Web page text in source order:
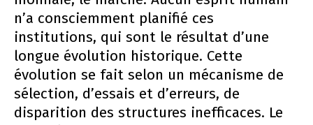
n’a consciemment planifié ces
institutions, qui sont le résultat d’une
longue évolution historique. Cette
évolution se fait selon un mécanisme de
sélection, d’essais et d’erreurs, de
disparition des structures inefficaces. Le